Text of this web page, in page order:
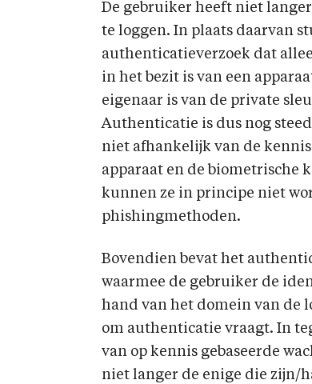
De gebruiker heeft niet
te loggen. In plaats daarvan
authenticatieverzoek dat
in het bezit is van een
eigenaar is van de private
Authenticatie is dus nog
niet afhankelijk van de
apparaat en de biometrische
kunnen ze in principe niet
phishingmethoden.
Bovendien bevat het
waarmee de gebruiker de
hand van het domein van de
om authenticatie vraagt. In
van op kennis gebaseerde
niet langer de enige die zijn/